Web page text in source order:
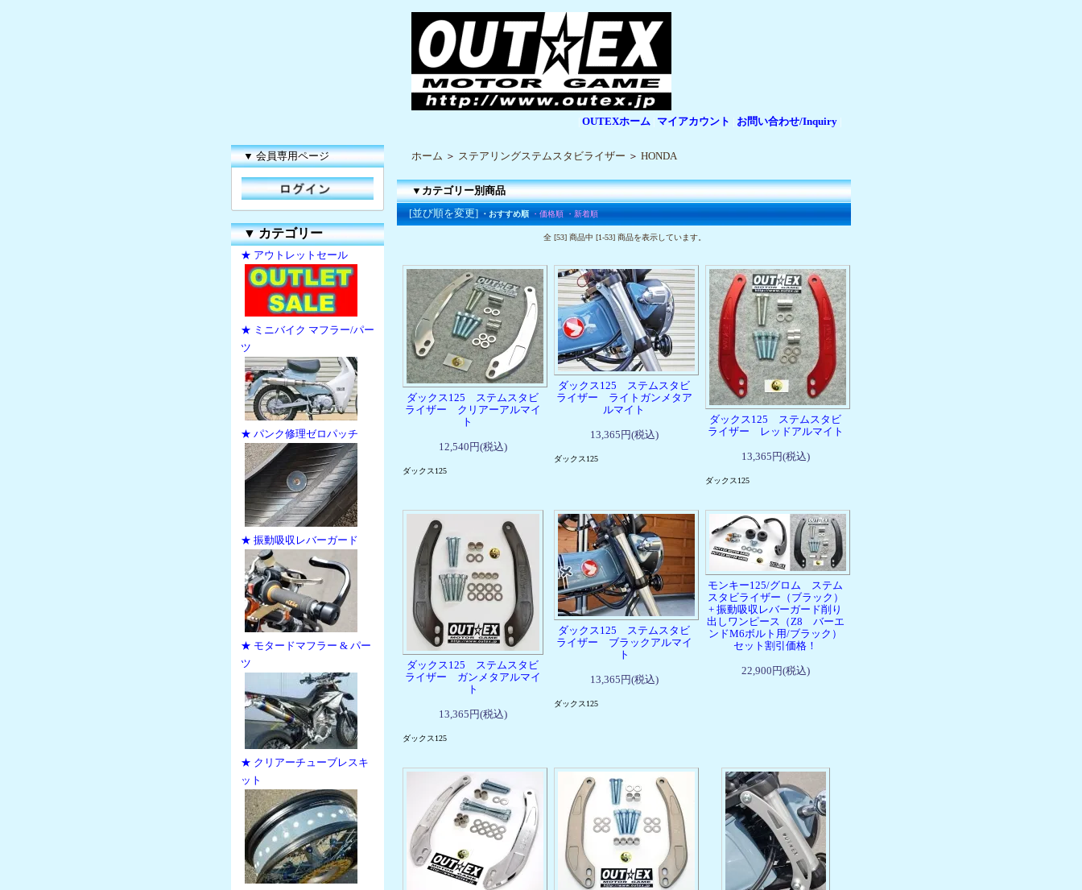
OUTEXホーム マイアカウント お問い合わせ/Inquiry
▼ 会員専用ページ
▼カテゴリー
★ アウトレットセール
★ ミニバイク マフラー/パー
ツ
★ パンク修理ゼロパッチ
★ 振動吸収レバーガード
★ モタードマフラー & パー
ツ
★ クリアーチューブレスキ
ット
ホーム ＞ ステアリングステムスタビライザー ＞ HONDA
▼カテゴリー別商品
[並び順を変更]
・おすすめ順 ・価格順 ・新着順
全 [53] 商品中 [1-53] 商品を表示しています。
ダックス125 ステムスタビ
ライザー クリアーアルマイ
ト
12,540円(税込)
ダックス125
ダックス125 ステムスタビ
ライザー ライトガンメタア
ルマイト
13,365円(税込)
ダックス125
ダックス125 ステムスタビ
ライザー レッドアルマイト
13,365円(税込)
ダックス125
ダックス125 ステムスタビ
ライザー ガンメタアルマイ
ト
13,365円(税込)
ダックス125
ダックス125 ステムスタビ
ライザー ブラックアルマイ
ト
13,365円(税込)
ダックス125
モンキー125/グロム ステム
スタビライザー（ブラック）
+ 振動吸収レバーガード削り
出しワンピース（Z8 バーエ
ンドM6ボルト用/ブラック）
セット割引価格！
22,900円(税込)